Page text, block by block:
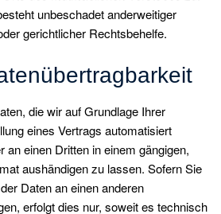
unbeschadet anderweitiger
gerichtlicher Rechtsbehelfe.
die wir auf Grundlage Ihrer
eines Vertrags automatisiert
an einen Dritten in einem gängigen,
aushändigen zu lassen. Sofern Sie
Daten an einen anderen
erfolgt dies nur, soweit es technisch